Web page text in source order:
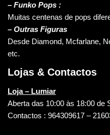
– Funko Pops :
Muitas centenas de pops
– Outras Figuras
Desde Diamond, Mcfarlane,
etc.
Lojas & Contactos
Loja – Lumiar
Aberta das 10:00 às 18:00 de
Contactos : 964309617 –